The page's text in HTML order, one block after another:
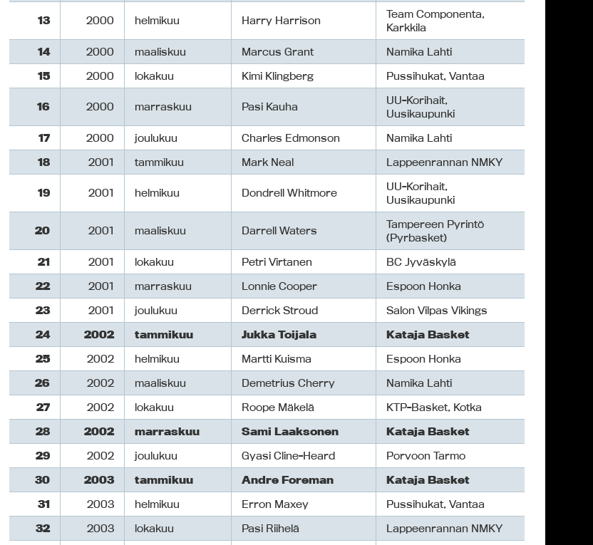
13 2000 helmikuu Harry Harrison
Team Componenta,
Karkkila
14
2000 maaliskuu Marcus Grant
Namika Lahti
15
2000 lokakuu Kimi Klingberg Pussihukat, Vantaa
16 2000 marraskuu Pasi Kauha
UU-Korihait,
Uusikaupunki
17
2000 joulukuu Charles Edmonson
Namika Lahti
18
2001 tammikuu Mark Neal Lappeenrannan NMKY
19 2001 helmikuu Dondrell Whitmore
UU-Korihait,
Uusikaupunki
20 2001 maaliskuu Darrell Waters
Tampereen Pyrintö
(Pyrbasket)
21
2001 lokakuu Petri Virtanen
BC Jyväskylä
22
2001 marraskuu Lonnie Cooper
Espoon Honka
23
2001 joulukuu Derrick Stroud
Salon Vilpas Vikings
24
2002 tammikuu Jukka Toijala
Kataja Basket
25
2002 helmikuu Martti Kuisma
Espoon Honka
26
2002 maaliskuu Demetrius Cherry
Namika Lahti
27
2002 lokakuu Roope Mäkelä
KTP-Basket, Kotka
28
2002 marraskuu Sami Laaksonen
Kataja Basket
29
2002 joulukuu Gyasi Cline-Heard
Porvoon Tarmo
30
2003 tammikuu Andre Foreman
Kataja Basket
31
2003 helmikuu Erron Maxey
Pussihukat, Vantaa
32
2003 lokakuu Pasi Riihelä
Lappeenrannan NMKY